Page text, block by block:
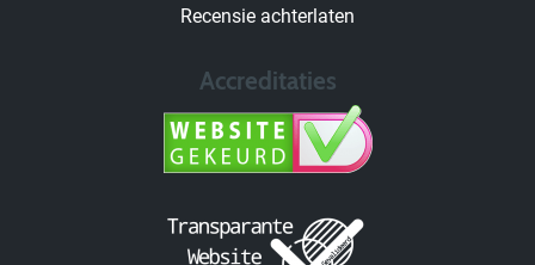
Recensie achterlaten
Accreditaties